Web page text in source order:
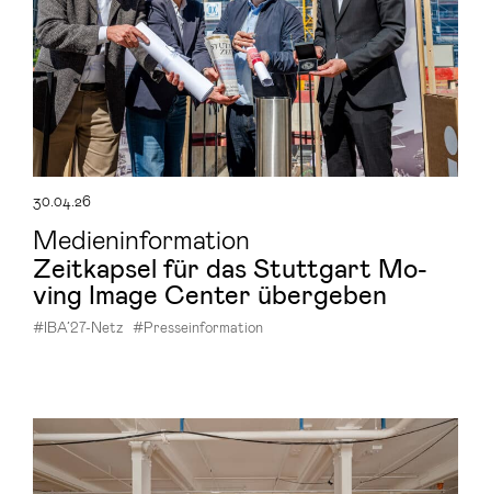
30.04.26
Medieninformation
Zeit­kap­sel für das Stutt­gart Mo­
ving Image Cen­ter über­ge­ben
#IBA’27-Netz #Presseinformation